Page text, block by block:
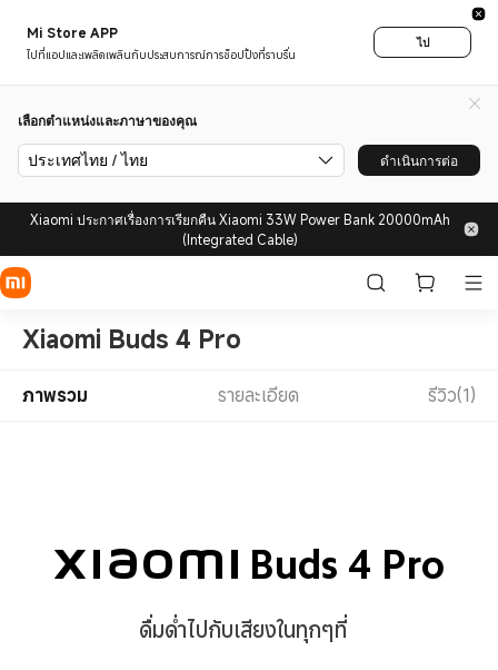
Mi Store APP
ไปที่แอปและเพลิดเพลินกับประสบการณ์การช็อปปิ้งที่ราบรื่น
ไป
เลือกตำแหน่งและภาษาของคุณ
ประเทศไทย / ไทย ดำเนินการต่อ
Xiaomi ประกาศเรื่องการเรียกคืน Xiaomi 33W Power Bank 20000mAh
(Integrated Cable)
Xiaomi Buds 4 Pro
ภาพรวม รายละเอียด รีวิว(1)
Xiaomi Buds 4 Pro
ดื่มด่ำไปกับเสียงในทุกๆที่